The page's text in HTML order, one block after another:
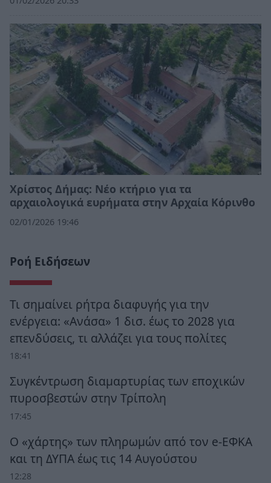
Χρίστος Δήμας: Νέο κτήριο για τα
αρχαιολογικά ευρήματα στην Αρχαία Κόρινθο
02/01/2026 19:46
Ροή Ειδήσεων
Τι σημαίνει ρήτρα διαφυγής για την
ενέργεια: «Ανάσα» 1 δισ. έως το 2028 για
επενδύσεις, τι αλλάζει για τους πολίτες
18:41
Συγκέντρωση διαμαρτυρίας των εποχικών
πυροσβεστών στην Τρίπολη
17:45
Ο «χάρτης» των πληρωμών από τον e-ΕΦΚΑ
και τη ΔΥΠΑ έως τις 14 Αυγούστου
12:28